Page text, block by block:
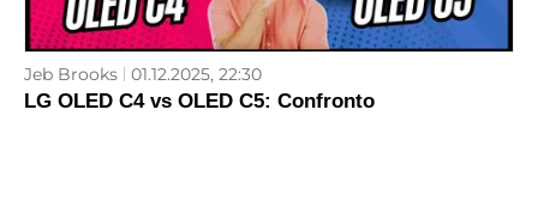
Jeb Brooks 01.12.2025, 22:30
LG OLED C4 vs OLED C5: Confronto